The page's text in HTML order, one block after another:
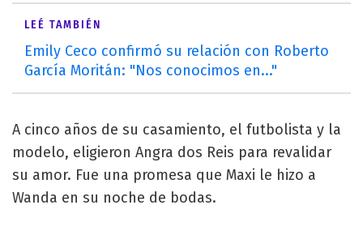
LEÉ TAMBIÉN
Emily Ceco confirmó su relación con Roberto
García Moritán: "Nos conocimos en..."
A cinco años de su casamiento, el futbolista y la
modelo, eligieron Angra dos Reis para revalidar
su amor. Fue una promesa que Maxi le hizo a
Wanda en su noche de bodas.